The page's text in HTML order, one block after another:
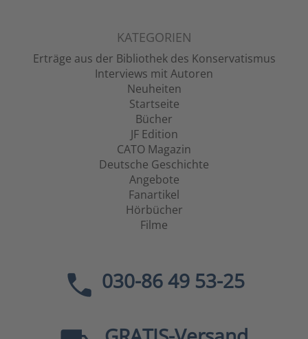
KATEGORIEN
Erträge aus der Bibliothek des Konservatismus
Interviews mit Autoren
Neuheiten
Startseite
Bücher
JF Edition
CATO Magazin
Deutsche Geschichte
Angebote
Fanartikel
Hörbücher
Filme
030-86 49 53-25